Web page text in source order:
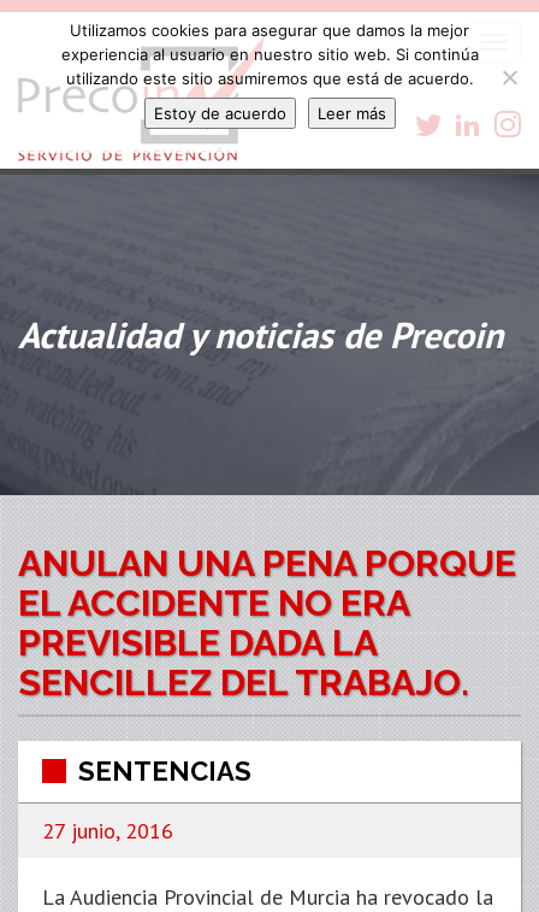
Actualidad y noticias de Precoin
ANULAN UNA PENA PORQUE
EL ACCIDENTE NO ERA
PREVISIBLE DADA LA
SENCILLEZ DEL TRABAJO.
SENTENCIAS
27 junio, 2016
La Audiencia Provincial de Murcia ha revocado la
Utilizamos cookies para asegurar que damos la mejor
experiencia al usuario en nuestro sitio web. Si continúa
utilizando este sitio asumiremos que está de acuerdo.
Estoy de acuerdo
Leer más